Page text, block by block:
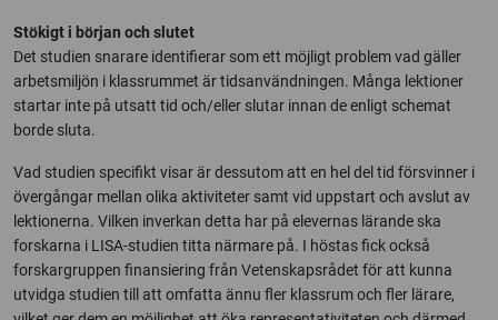
Stökigt i början och slutet
Det studien snarare identifierar som ett möjligt problem vad gäller
arbetsmiljön i klassrummet är tidsanvändningen. Många lektioner
startar inte på utsatt tid och/eller slutar innan de enligt schemat
borde sluta.
Vad studien specifikt visar är dessutom att en hel del tid försvinner i
övergångar mellan olika aktiviteter samt vid uppstart och avslut av
lektionerna. Vilken inverkan detta har på elevernas lärande ska
forskarna i LISA-studien titta närmare på. I höstas fick också
forskargruppen finansiering från Vetenskapsrådet för att kunna
utvidga studien till att omfatta ännu fler klassrum och fler lärare,